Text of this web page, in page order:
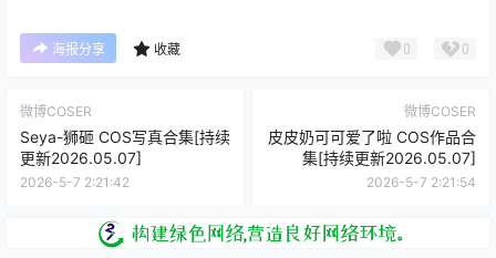
海报分享 收藏 0 0
微博COSER
Seya-狮砸 COS写真合集[持续
更新2026.05.07]
2026-5-7 2:21:42
微博COSER
皮皮奶可可爱了啦 COS作品合
集[持续更新2026.05.07]
2026-5-7 2:21:54